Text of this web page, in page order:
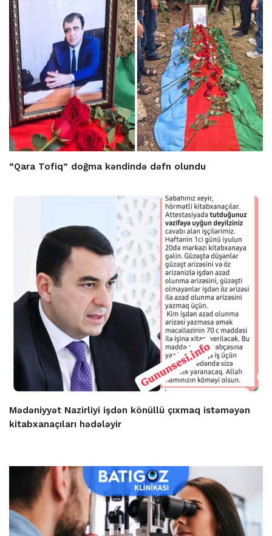
“Qara Tofiq” doğma kəndində dəfn olundu
Mədəniyyət Nazirliyi işdən könüllü çıxmaq istəməyən
kitabxanaçıları hədələyir